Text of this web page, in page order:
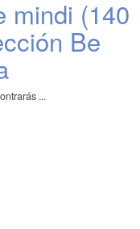
mindi (140
Be
...